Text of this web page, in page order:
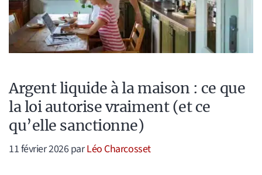
Argent liquide à la maison : ce que
la loi autorise vraiment (et ce
qu’elle sanctionne)
11 février 2026parLéo Charcosset